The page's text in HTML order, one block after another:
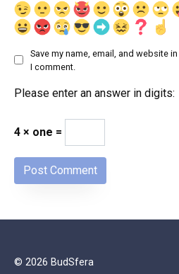
Save my name, email, and website
I comment.
Please enter an answer in digits:
4 × one =
© 2026 BudSfera